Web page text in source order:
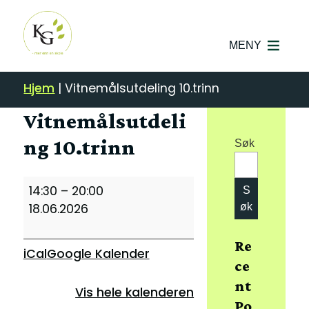
MENY
Hjem |Vitnemålsutdeling 10.trinn
Vitnemålsutdeli
ng 10.trinn
Vitnemålsutdeling
14:30 – 20:00
18.06.2026
iCalGoogle Kalender
Vis hele kalenderen
Søk
S
øk
Re
ce
nt